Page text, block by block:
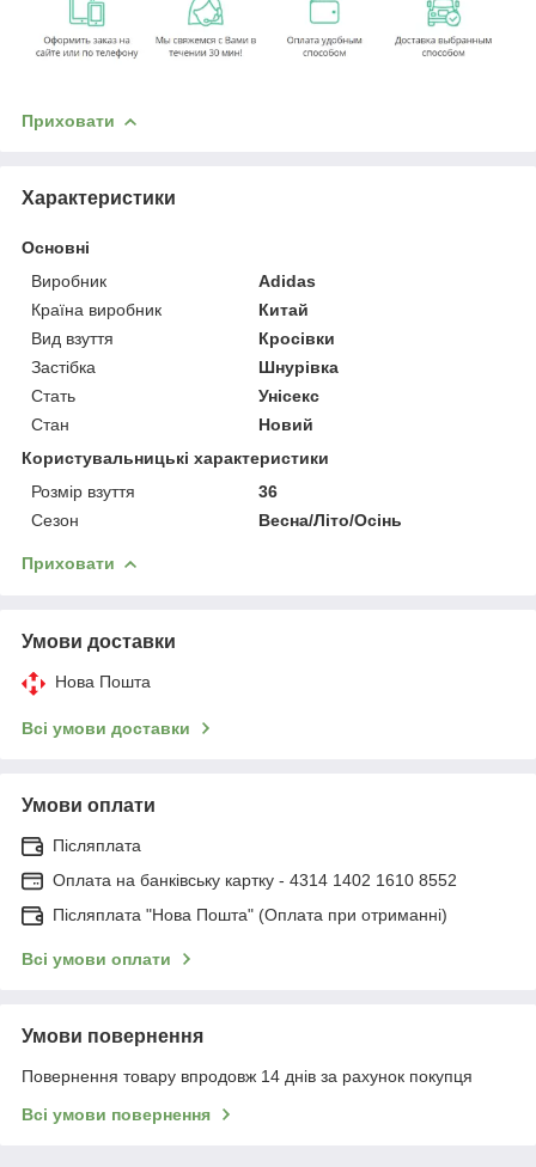
Приховати
Характеристики
Основні
Виробник
Adidas
Країна виробник
Китай
Вид взуття
Кросівки
Застібка
Шнурівка
Стать
Унісекс
Стан
Новий
Користувальницькі характеристики
Розмір взуття
36
Сезон
Весна/Літо/Осінь
Приховати
Умови доставки
Нова Пошта
Всі умови доставки
Умови оплати
Післяплата
Оплата на банківську картку - 4314 1402 1610 8552
Післяплата "Нова Пошта" (Оплата при отриманні)
Всі умови оплати
Умови повернення
Повернення товару впродовж 14 днів за рахунок покупця
Всі умови повернення